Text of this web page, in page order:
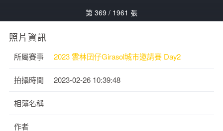
第 369 / 1961 張
照片資訊
所屬賽事 2023 雲林囝仔Girasol城市邀請賽 Day2
拍攝時間 2023-02-26 10:39:48
相簿名稱
作者